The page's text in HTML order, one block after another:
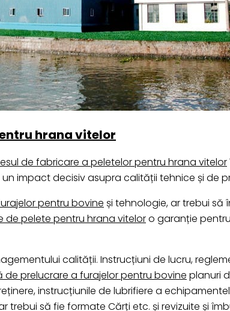
hrana vitelor
de fabricare a peletelor pentru hrana vitelor
impact decisiv asupra calității tehnice și de
pentru bovine și tehnologie, ar trebui
pelete pentru hrana viteloro garanție pentru
calității. Instrucțiuni de lucru,
de prelucrare a furajelor pentru bovine planuri
instrucțiunile de lubrifiere a
trebui să fie formate Cărți etc. și revizuite și